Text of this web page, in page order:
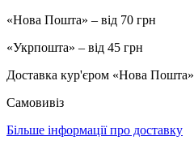
«Нова Пошта» – від 70 грн
«Укрпошта» – від 45 грн
Доставка кур'єром «Нова Пошта»
Самовивіз
Більше інформації про доставку